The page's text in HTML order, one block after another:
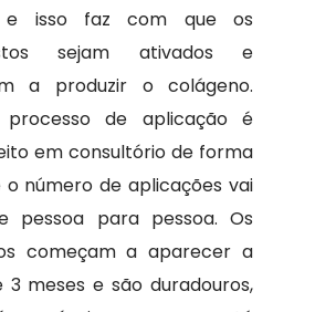
e isso faz com que os
sejam ativados e
a produzir o colágeno.
de aplicação é
em consultório de forma
o número de aplicações vai
pessoa para pessoa. Os
começam a aparecer a
meses e são duradouros,